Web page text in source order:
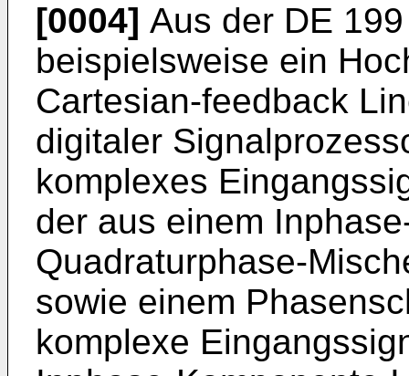
[0004] Aus der DE
beispielsweise ein
Cartesian-feedback
digitaler
komplexes
der aus einem
Quadraturphase-
sowie einem
komplexe